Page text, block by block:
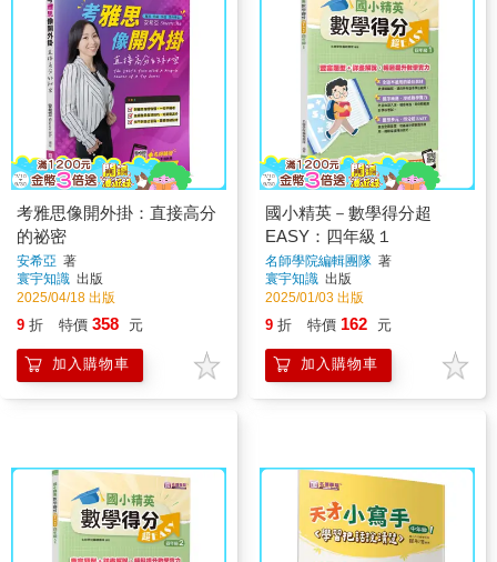
考雅思像開外掛：直接高分
的祕密
安希亞 著
寰宇知識 出版
2025/04/18 出版
9 折 特價 358 元
加入購物車
國小精英－數學得分超
EASY：四年級１
名師學院編輯團隊 著
寰宇知識 出版
2025/01/03 出版
9 折 特價 162 元
加入購物車